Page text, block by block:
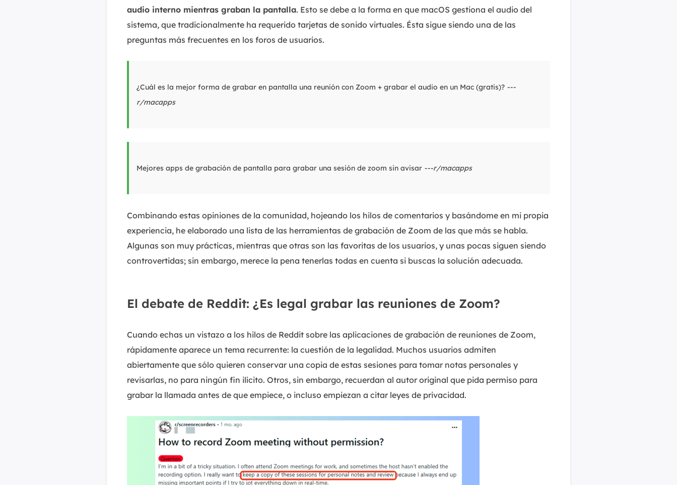
audio interno mientras graban la pantalla. Esto se debe a la forma en que macOS gestiona el audio del
sistema, que tradicionalmente ha requerido tarjetas de sonido virtuales. Ésta sigue siendo una de las
preguntas más frecuentes en los foros de usuarios.
¿Cuál es la mejor forma de grabar en pantalla una reunión con Zoom + grabar el audio en un Mac (gratis)? ---
r/macapps
Mejores apps de grabación de pantalla para grabar una sesión de zoom sin avisar ---r/macapps
Combinando estas opiniones de la comunidad, hojeando los hilos de comentarios y basándome en mi propia
experiencia, he elaborado una lista de las herramientas de grabación de Zoom de las que más se habla.
Algunas son muy prácticas, mientras que otras son las favoritas de los usuarios, y unas pocas siguen siendo
controvertidas; sin embargo, merece la pena tenerlas todas en cuenta si buscas la solución adecuada.
El debate de Reddit: ¿Es legal grabar las reuniones de Zoom?
Cuando echas un vistazo a los hilos de Reddit sobre las aplicaciones de grabación de reuniones de Zoom,
rápidamente aparece un tema recurrente: la cuestión de la legalidad. Muchos usuarios admiten
abiertamente que sólo quieren conservar una copia de estas sesiones para tomar notas personales y
revisarlas, no para ningún fin ilícito. Otros, sin embargo, recuerdan al autor original que pida permiso para
grabar la llamada antes de que empiece, o incluso empiezan a citar leyes de privacidad.